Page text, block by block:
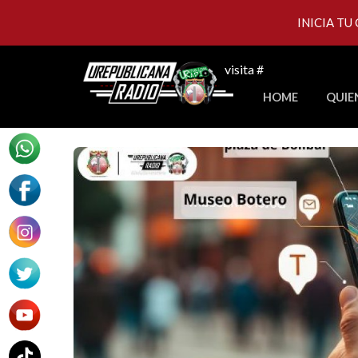
visita #
HOME
INICIA TU